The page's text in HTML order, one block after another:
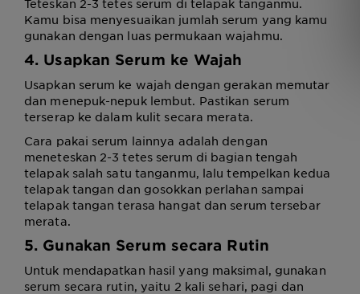
Teteskan 2-3 tetes serum di telapak tanganmu.
Kamu bisa menyesuaikan jumlah serum yang kamu
gunakan dengan luas permukaan wajahmu.
4. Usapkan Serum ke Wajah
Usapkan serum ke wajah dengan gerakan memutar
dan menepuk-nepuk lembut. Pastikan serum
terserap ke dalam kulit secara merata.
Cara pakai serum lainnya adalah dengan
meneteskan 2-3 tetes serum di bagian tengah
telapak salah satu tanganmu, lalu tempelkan kedua
telapak tangan dan gosokkan perlahan sampai
telapak tangan terasa hangat dan serum tersebar
merata.
5. Gunakan Serum secara Rutin
Untuk mendapatkan hasil yang maksimal, gunakan
serum secara rutin, yaitu 2 kali sehari, pagi dan